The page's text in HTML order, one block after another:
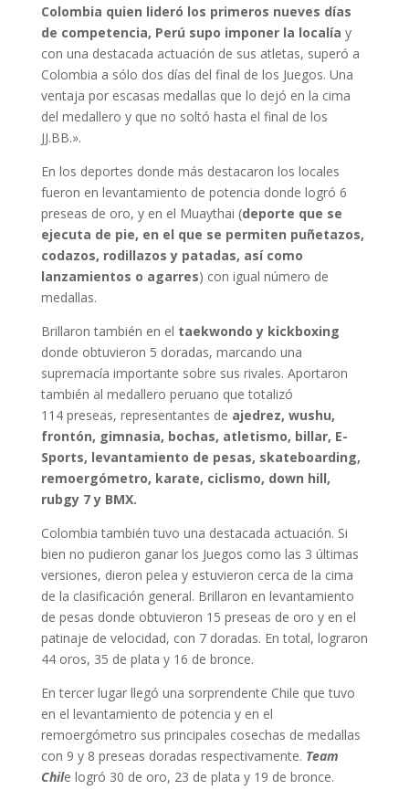
Colombia quien lideró los primeros nueves días
de competencia, Perú supo imponer la localía y
con una destacada actuación de sus atletas, superó a
Colombia a sólo dos días del final de los Juegos. Una
ventaja por escasas medallas que lo dejó en la cima
del medallero y que no soltó hasta el final de los
JJ.BB.».
En los deportes donde más destacaron los locales
fueron en levantamiento de potencia donde logró 6
preseas de oro, y en el Muaythai (deporte que se
ejecuta de pie, en el que se permiten puñetazos,
codazos, rodillazos y patadas, así como
lanzamientos o agarres) con igual número de
medallas.
Brillaron también en el taekwondo y kickboxing
donde obtuvieron 5 doradas, marcando una
supremacía importante sobre sus rivales. Aportaron
también al medallero peruano que totalizó
114 preseas, representantes de ajedrez, wushu,
frontón, gimnasia, bochas, atletismo, billar, E-
Sports, levantamiento de pesas, skateboarding,
remoergómetro, karate, ciclismo, down hill,
rubgy 7 y BMX.
Colombia también tuvo una destacada actuación. Si
bien no pudieron ganar los Juegos como las 3 últimas
versiones, dieron pelea y estuvieron cerca de la cima
de la clasificación general. Brillaron en levantamiento
de pesas donde obtuvieron 15 preseas de oro y en el
patinaje de velocidad, con 7 doradas. En total, lograron
44 oros, 35 de plata y 16 de bronce.
En tercer lugar llegó una sorprendente Chile que tuvo
en el levantamiento de potencia y en el
remoergómetro sus principales cosechas de medallas
con 9 y 8 preseas doradas respectivamente. Team
Chile logró 30 de oro, 23 de plata y 19 de bronce.